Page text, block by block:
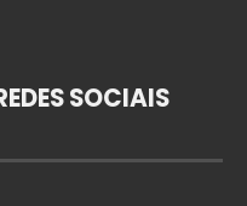
SOCIAIS